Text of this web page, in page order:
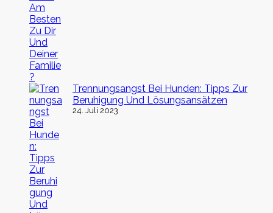
Trennungsangst Bei Hunden: Tipps Zur
Beruhigung Und Lösungsansätzen
24. Juli 2023